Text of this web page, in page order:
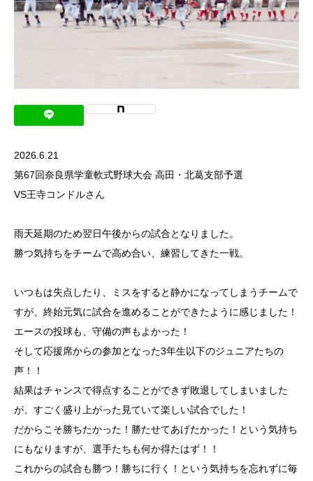
2026.6.21
第67回奈良県学童軟式野球大会 高田・北葛支部予選
VS王寺コンドルさん
雨天延期のため翌日午後からの試合となりました。
勝つ気持ちをチームで高め合い、練習してきた一戦。
いつもは失点したり、ミスをすると静かになってしまうチームで
すが、終始元気に試合を進めることができたように感じました！
エースの投球も、守備の声もよかった！
そして応援席からの参加となった3年生以下のジュニアたちの
声！！
結果はチャンスで得点することができず敗退してしまいました
が、すごく盛り上がった見ていて楽しい試合でした！
だからこそ勝ちたかった！勝たせてあげたかった！という気持ち
にもなりますが、選手たちも何か得たはず！！
これからの試合も勝つ！勝ちに行く！という気持ちを忘れずに毎